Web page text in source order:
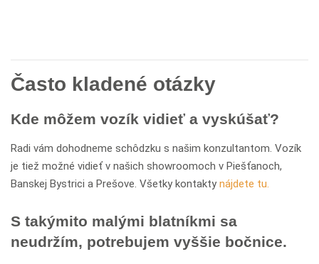
Často kladené otázky
Kde môžem vozík vidieť a vyskúšať?
Radi vám dohodneme schôdzku s našim konzultantom. Vozík
je tiež možné vidieť v našich showroomoch v Piešťanoch,
Banskej Bystrici a Prešove. Všetky kontaktynájdete tu.
S takýmito malými blatníkmi sa
neudržím, potrebujem vyššie bočnice.